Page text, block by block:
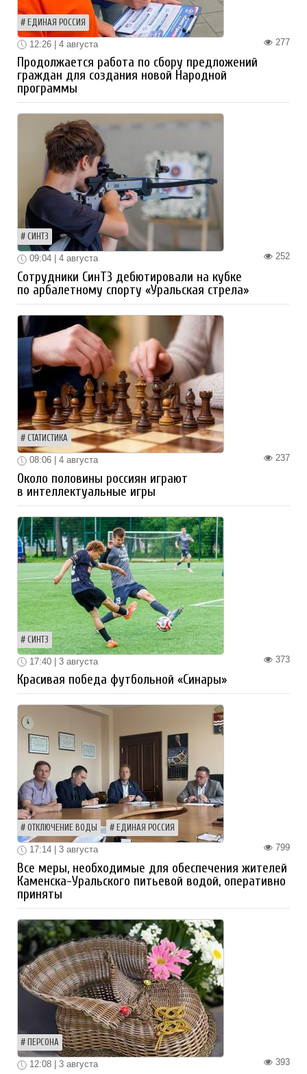
ЕДИНАЯ РОССИЯ
277
12:26 | 4 августа
Продолжается работа по сбору предложений
граждан для создания новой Народной
программы
СИНТЗ
252
09:04 | 4 августа
Сотрудники СинТЗ дебютировали на кубке
по арбалетному спорту «Уральская стрела»
СТАТИСТИКА
237
08:06 | 4 августа
Около половины россиян играют
в интеллектуальные игры
СИНТЗ
373
17:40 | 3 августа
Красивая победа футбольной «Синары»
ОТКЛЮЧЕНИЕ ВОДЫ ЕДИНАЯ РОССИЯ
799
17:14 | 3 августа
Все меры, необходимые для обеспечения жителей
Каменска-Уральского питьевой водой, оперативно
приняты
ПЕРСОНА
393
12:08 | 3 августа